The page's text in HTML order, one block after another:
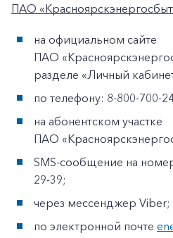
ПАО
на официальном сайте
ПАО
разделе «Личный
по телефону: 8-800-700-
на абонентском участке
ПАО
SMS-сообщение на
29-39;
через мессенджер Viber;
по электронной почте